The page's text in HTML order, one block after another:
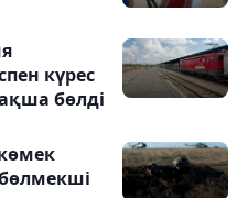
күрес
бөлді